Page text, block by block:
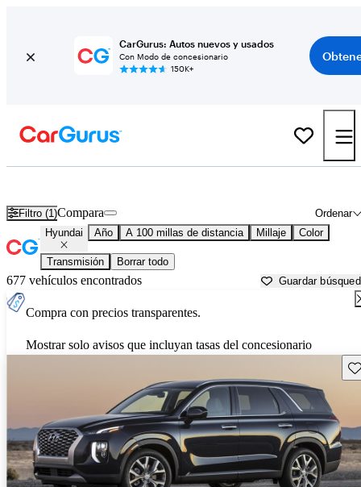
CarGurus: Autos nuevos y usados
Con Modo de concesionario
150K+
Filtro (1) Ordenar
Compara
Hyundai Año A 100 millas de distancia Millaje Color
Transmisión Borrar todo
677 vehículos encontrados Guardar
Compra con precios transparentes.
Mostrar solo avisos que incluyan tasas del concesionario